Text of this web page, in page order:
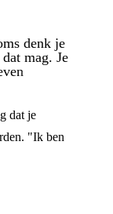
denk je
mag. Je
dat je
"Ik ben